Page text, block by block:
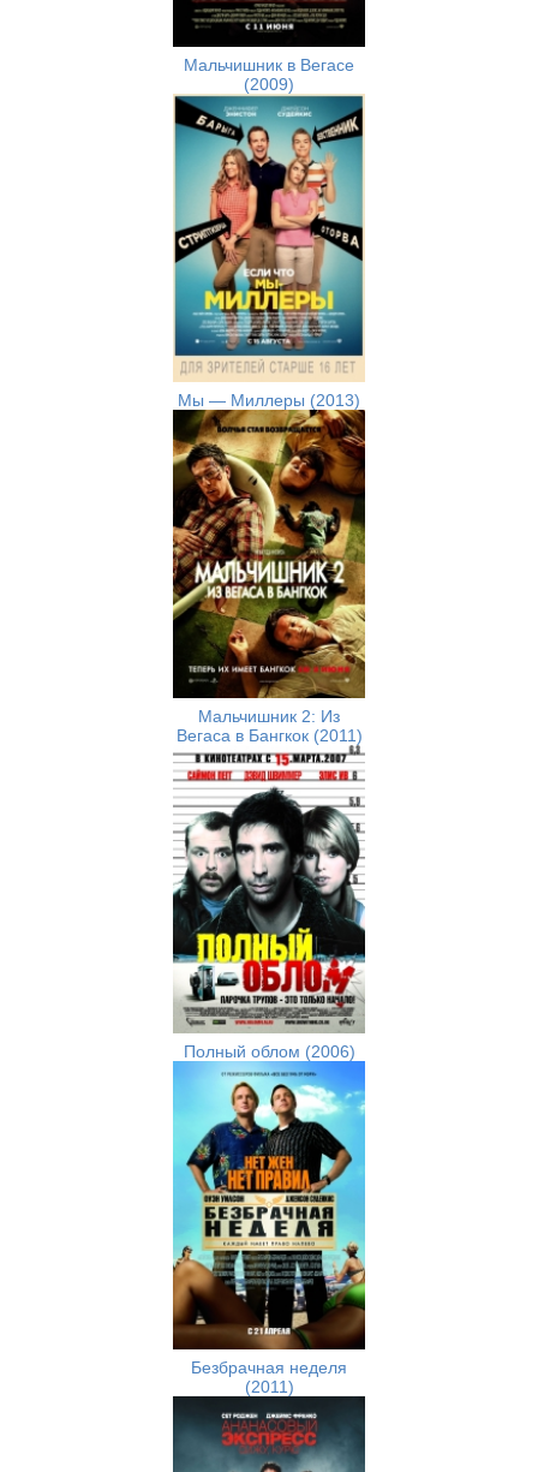
Мальчишник в Вегасе
(2009)
Мы — Миллеры (2013)
Мальчишник 2: Из
Вегаса в Бангкок (2011)
Полный облом (2006)
Безбрачная неделя
(2011)